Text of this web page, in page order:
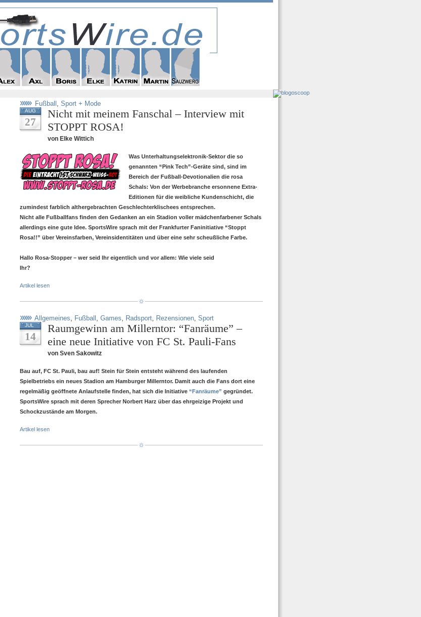
Fußball , Sport + Mode
AUG
27
Nicht mit meinem Fanschal – Interview mit
STOPPT ROSA!
von Elke Wittich
Was Unterhaltungselektronik-Sektor die so
genannten “Pink Tech”-Geräte sind, sind im
Bereich der Fußball-Devotionalien die rosa
Schals: Von der Werbebranche ersonnene Extra-
Editionen für die weibliche Kundenschicht, die
zumindest farblich althergebrachten Geschlechterklischees entsprechen.
Nicht alle Fußballfans finden den Gedanken an ein Stadion voller mädchenfarbener Schals
allerdings eine gute Idee. SportsWire sprach mit der Frankfurter Faninitiative “Stoppt
Rosa!!” über Vereinsfarben, Vereinsidentitäten und über eine sehr scheußliche Farbe.
Hallo Rosa-Stopper – wer seid Ihr eigentlich und vor allem: Wie viele seid
Ihr?
Artikel lesen
Allgemeines, Fußball , Games, Radsport, Rezensionen, Sport
JUL
14
Raumgewinn am Millerntor: “Fanräume” –
eine neue Initiative von FC St. Pauli-Fans
von Sven Sakowitz
Bau auf, FC St. Pauli, bau auf! Stein für Stein entsteht während des laufenden
Spielbetriebs ein neues Stadion am Hamburger Millerntor. Damit auch die Fans dort eine
regelmäßig geöffnete Anlaufstelle finden, hat sich die Initiative “Fanräume” gegründet.
SportsWire sprach mit deren Sprecher Norbert Harz über das ehrgeizige Projekt und
Schockzustände am Morgen.
Artikel lesen